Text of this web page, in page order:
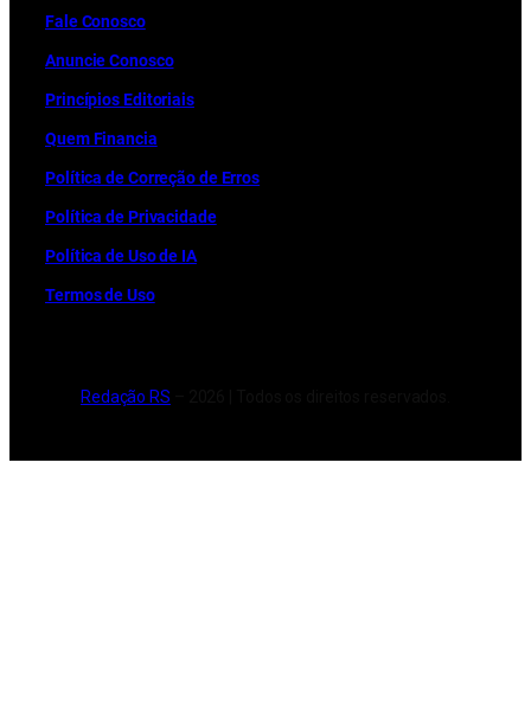
Fale Conosco
Anuncie Conosco
Princípios Editoriais
Quem Financia
Política de Correção de Erros
Política de Privacidade
Política de Uso de IA
Termos de Uso
Redação RS